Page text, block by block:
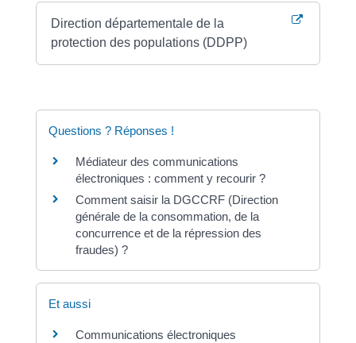
Direction départementale de la
protection des populations (DDPP)
Questions ? Réponses !
Médiateur des communications
électroniques : comment y recourir ?
Comment saisir la DGCCRF (Direction
générale de la consommation, de la
concurrence et de la répression des
fraudes) ?
Et aussi
Communications électroniques